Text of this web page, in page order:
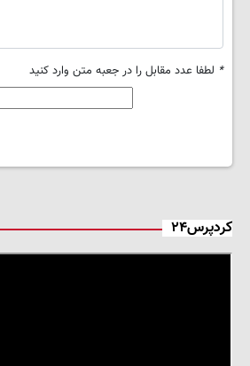
* لطفا عدد مقابل را در جعبه متن وارد کنید
کردپرس۲۴